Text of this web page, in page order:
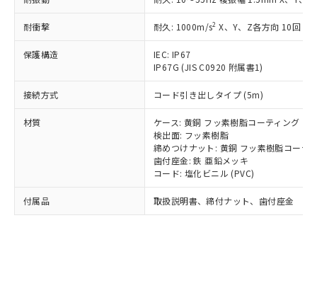
耐衝撃 耐久: 1000m/s2 X、Y、Z各方向 10回
保護構造
IEC: IP67
IP67G (JIS C0920 附属書1)
接続方式 コード引き出しタイプ (5m)
材質
ケース: 黄銅 フッ素樹脂コーティング
検出面: フッ素樹脂
締めつけナット: 黄銅 フッ素樹脂コーテ
歯付座金: 鉄 亜鉛メッキ
コード: 塩化ビニル (PVC)
付属品 取扱説明書、締付ナット、歯付座金
覧された時点での実際の在庫および標
準価格とは異なる場合があることをご
了承ください。
正式な納期状況および標準価格はお客
様のお取引先、またはお客様担当のオ
ムロン制御機器販売店・当社販売員に
ご相談ください。
オムロン制御機器販売店や当社販売拠
販売ネットワーク
」をご確認
在庫状況および標準価格結果を当社の
事前の承諾なく第三者に漏洩または開
示しないようお願いします。
マイパーツ機能（部品リスト作成サー
ビス）をご利用いただくには、I-Web
六価クロム(Cr(Ⅵ)) 1000ppm以下、ポリ臭化ビフェニル
類(PBB) 1000ppm以下、ポリ臭化ジフェニルエーテル類
(PBDE) 1000ppm以下、フタル酸ビス(2-エチルヘキシ
ル) (DEHP)(別名：DOP) 1000ppm以下、フタル酸ブチ
ルベンジル（BBP） 1000ppm以下、フタル酸ジブチル
（DBP） 1000ppm以下、フタル酸ジイソブチル
但し、RoHS指令で産業用監視および制御機器に対する
図的な使用がないことを確認しています。
部品在庫の切り替え状況などにより、予定
月が前後することがあります。
Pb(鉛) :1000ppm、 Hg(水銀) : 1000ppm、 Cd(カドミウ
Cr(Ⅵ)(六価クロム) : 1000ppm、 PBBs(ポリ臭化ビフェ
ニル類) : 1000ppm、 PBDEs(ポリ臭化ジフェニルエーテ
ル類) : 1000ppm、
DBP(フタル酸ジブチル) : 1000ppm、 DIBP(フタル酸ジ
イソブチル) : 1000ppm、 BBP(フタル酸ブチルベンジ
DEHP(フタル酸ビス(2-エチルヘキシル)) : 1000ppm
※2 環境保護使用期限
「ｅ」：有害物質（10物質）のすべてが基
準値以下であることを示します。
「10」：通常の使用状況下において有害物
質が外部に漏えいし、環境に深刻な影響を
国政府の輸出許可(または役務取引許
可)を取得するなどの必要な手続きを
当社は規制貨物を破棄する場合は、完
全に破砕するなど、違法に輸出されな
いよう必要な手段を講じます。
当社は貴社製品を、核兵器、ミサイ
ル、化学兵器、生物兵器またはその他
武器並びにこれらの製造装置等に一切
使用いたしません。
当社は、貴社製品を第三者に販売する
場合は、上記1、2および3の内容を当
該第三者に通知します。また当社は、
販売先および販売に係わる関係者が違
法に輸出するおそれがある場合は、取
一定数以上の在庫あり
一定数には満たないが在庫あり
在庫なし(最新の在庫状況につ
いては、お客様のお取引先、ま
たはお客様担当のオムロン制御
機器販売店・当社販売員にご確
認ください)
白
受注生産機種、また在庫状況の
情報を公開していない機種